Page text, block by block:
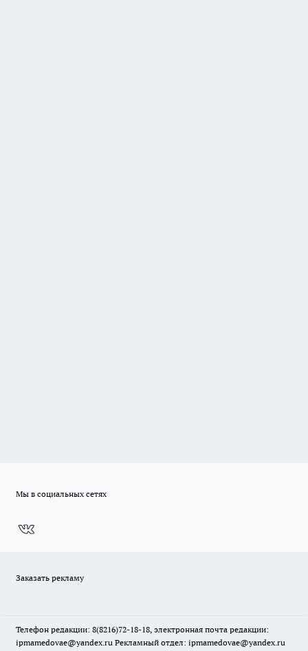
Мы в социальных сетях
Заказать рекламу
Телефон редакции: 8(8216)72-18-18, электронная почта редакции:
ipmamedovae@yandex.ru Рекламный отдел: ipmamedovae@yandex.ru